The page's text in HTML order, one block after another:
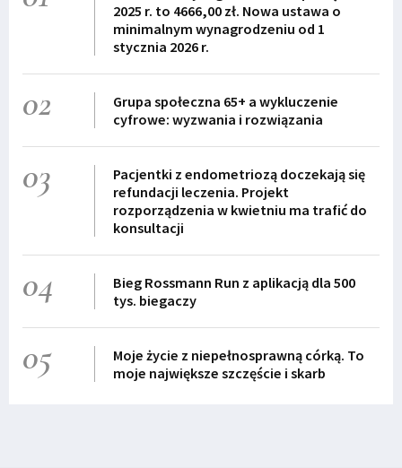
2025 r. to 4666,00 zł. Nowa ustawa o
minimalnym wynagrodzeniu od 1
stycznia 2026 r.
02
Grupa społeczna 65+ a wykluczenie
cyfrowe: wyzwania i rozwiązania
03
Pacjentki z endometriozą doczekają się
refundacji leczenia. Projekt
rozporządzenia w kwietniu ma trafić do
konsultacji
04
Bieg Rossmann Run z aplikacją dla 500
tys. biegaczy
05
Moje życie z niepełnosprawną córką. To
moje największe szczęście i skarb